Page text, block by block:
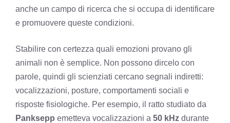
anche un campo di ricerca che si occupa di identificare
e promuovere queste condizioni.
Stabilire con certezza quali emozioni provano gli
animali non è semplice. Non possono dircelo con
parole, quindi gli scienziati cercano segnali indiretti:
vocalizzazioni, posture, comportamenti sociali e
risposte fisiologiche. Per esempio, il ratto studiato da
Panksepp emetteva vocalizzazioni a 50 kHz durante